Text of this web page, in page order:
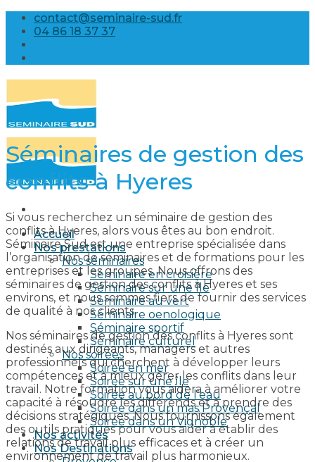
Skip
content
contact@seminaire-sud.fr
04 86 18 37 37
Accueil
Nos prestations
Nos séminaires
Séminaire en croisière
Séminaire sur une île
Séminaire au vert
Séminaire oenologique
Séminaire sportif
Séminaire culturel
Nos soirées
Soirée en mer
Soirée sur une île
Soirée au bord de l’eau
Soirée dans un mas Provençal
Soirée dans un Vignoble
Nos activités
Nos Destinations
Séminaires de gestion des
conflits à Hyeres
Si vous recherchez un séminaire de gestion des
conflits à Hyeres, alors vous êtes au bon endroit.
Séminaire Sud est une entreprise spécialisée dans
l’organisation de séminaires et de formations pour les
entreprises et les groupes. Nous offrons des
séminaires de gestion des conflits à Hyeres et ses
environs, et nous sommes fiers de fournir des services
de qualité à nos clients.
Nos séminaires de gestion des conflits à Hyeres sont
destinés aux dirigeants, managers et autres
professionnels qui cherchent à développer leurs
compétences et à mieux gérer les conflits dans leur
travail. Notre formation vous aidera à améliorer votre
capacité à résoudre les différends et à prendre des
décisions stratégiques. Nous fournissons également
des outils pratiques pour vous aider à établir des
relations de travail plus efficaces et à créer un
environnement de travail plus harmonieux.